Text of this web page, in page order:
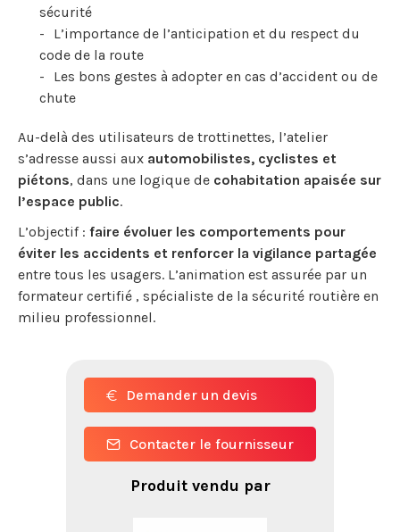
sécurité
L’importance de l’anticipation et du respect du
code de la route
Les bons gestes à adopter en cas d’accident ou de
chute
Au-delà des utilisateurs de trottinettes, l’atelier
s’adresse aussi aux automobilistes, cyclistes et
piétons, dans une logique de cohabitation apaisée sur
l’espace public.
L’objectif : faire évoluer les comportements pour
éviter les accidents et renforcer la vigilance partagée
entre tous les usagers. L’animation est assurée par un
formateur certifié , spécialiste de la sécurité routière en
milieu professionnel.
Demander un devis
Contacter le fournisseur
Produit vendu par